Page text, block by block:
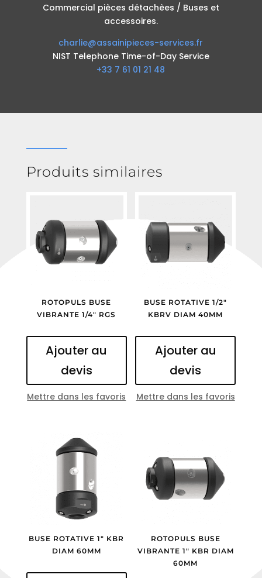
Commercial pièces détachèes / Buses et
accessoires.
charlie@assainipieces-services.fr
NIST Telephone Time-of-Day Service
+33 7 61 01 21 48
Produits similaires
ROTOPULS BUSE
VIBRANTE 1/4″ RGS
Ajouter au
devis
Mettre dans les favoris
BUSE ROTATIVE 1/2″
KBRV DIAM 40MM
Ajouter au
devis
Mettre dans les favoris
BUSE ROTATIVE 1″ KBR
DIAM 60MM
ROTOPULS BUSE
VIBRANTE 1″ KBR DIAM
60MM